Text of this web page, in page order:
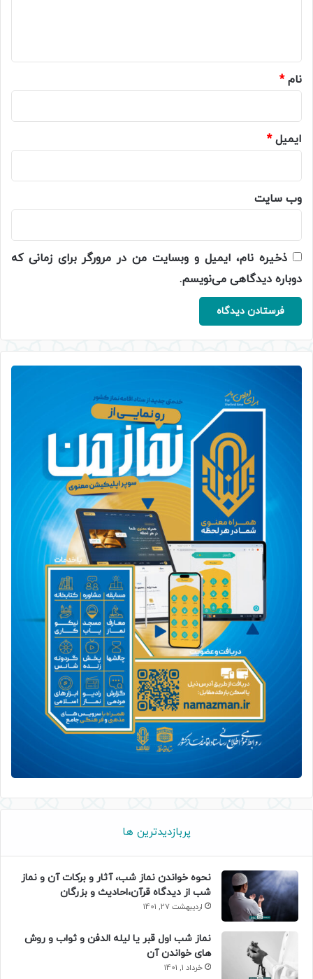
نام*
ایمیل*
وب‌ سایت
ذخیره نام، ایمیل و وبسایت من در مرورگر برای زمانی که
دوباره دیدگاهی می‌نویسم.
پربازدیدترین ها
نحوه خواندن نماز شب، آثار و برکات آن و نماز
شب از دیدگاه قرآن،احادیث و بزرگان
اردیبهشت 27, 1401
نماز شب اول قبر یا لیله الدفن و ثواب و روش
های خواندن آن
خرداد 1, 1401